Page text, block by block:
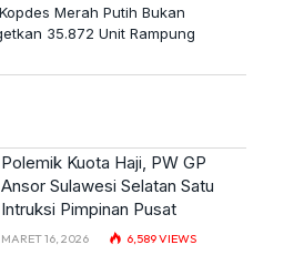
Merah Putih Bukan
35.872 Unit Rampung
Polemik Kuota Haji, PW GP
Ansor Sulawesi Selatan Satu
Intruksi Pimpinan Pusat
MARET 16, 2026 6,589VIEWS